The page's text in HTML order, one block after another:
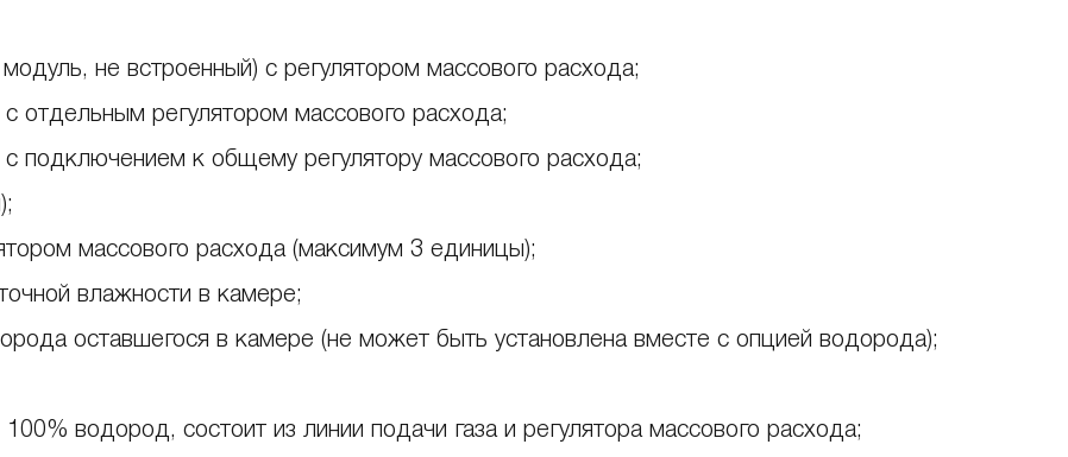
не встроенный) с регулятором массового расхода;
отдельным регулятором массового расхода;
подключением к общему регулятору массового расхода;
массового расхода (максимум 3 единицы);
влажности в камере;
оставшегося в камере (не может быть установлена вместе с опцией водорода);
водород, состоит из линии подачи газа и регулятора массового расхода;